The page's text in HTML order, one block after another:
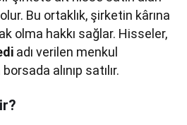
Bu ortaklık, şirketin kârına
olma hakkı sağlar. Hisseler,
adı verilen menkul
alınıp satılır.